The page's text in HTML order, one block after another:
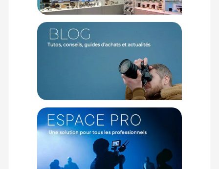
Dimensions : 18,2 x 2,1 x 12,4 cm
Poids : 320 g
INCLUS DANS LE KIT
1 x Plaque Batterie NP-F (batterie non fournie)